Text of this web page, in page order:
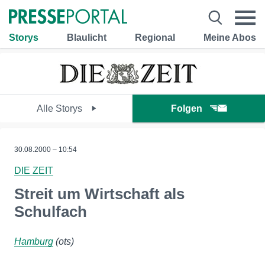
Storys Blaulicht Regional Meine Abos
Alle Storys Folgen
30.08.2000 – 10:54
DIE ZEIT
Streit um Wirtschaft als
Schulfach
Hamburg (ots)